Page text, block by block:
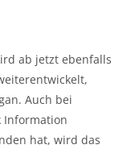
ab jetzt ebenfalls
Auch bei
Information
hat, wird das